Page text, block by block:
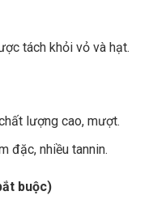
tách khỏi vỏ và hạt.
lượng cao, mượt.
đặc, nhiều tannin.
buộc)